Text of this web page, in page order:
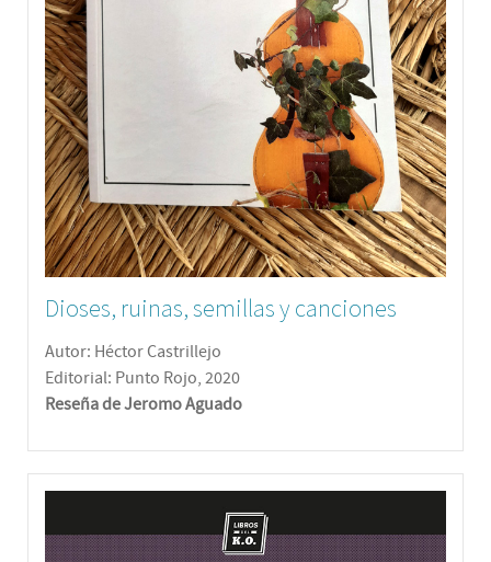
Dioses, ruinas, semillas y canciones
Autor: Héctor Castrillejo
Editorial: Punto Rojo, 2020
Reseña de Jeromo Aguado